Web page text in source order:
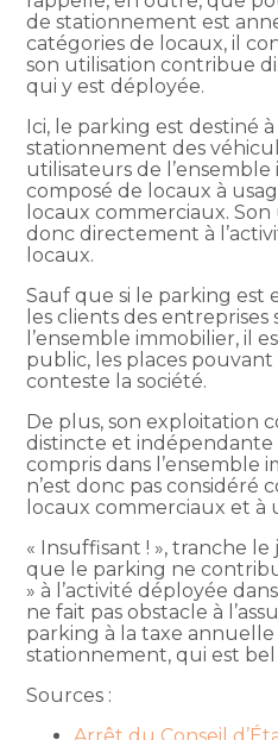
de stationnement est
catégories de locaux, il
son utilisation contribue
qui y est déployée.
Ici, le parking est destiné
stationnement des
utilisateurs de
composé de locaux à
locaux commerciaux.
donc directement à
locaux.
Sauf que si le parking est
les clients des entreprises
l’ensemble immobilier, il
public, les places
conteste la société.
De plus, son exploitation
distincte et indépendante
compris dans l’ensemble
n’est donc pas considéré
locaux commerciaux et à
« Insuffisant ! », tranche
que le parking ne
» à l’activité déployée
ne fait pas obstacle à
parking à la taxe annuelle
stationnement, qui est bel
Sources :
Arrêt du Conseil